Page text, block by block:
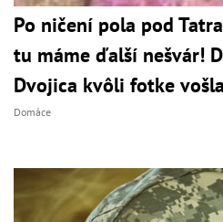
Po ničení pola pod
tu máme ďalší nešvár!
Dvojica kvôli fotke
Domáce